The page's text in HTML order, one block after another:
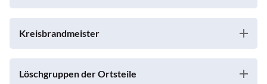
Kreisbrandmeister
Löschgruppen der Ortsteile